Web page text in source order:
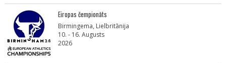
Eiropas čempionāts
Birmingema, Lielbritānija
10. - 16. Augusts
2026